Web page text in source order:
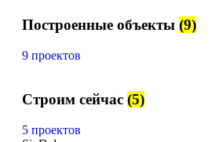
Построенные объекты (9)
9 проектов
Строим сейчас (5)
5 проектов